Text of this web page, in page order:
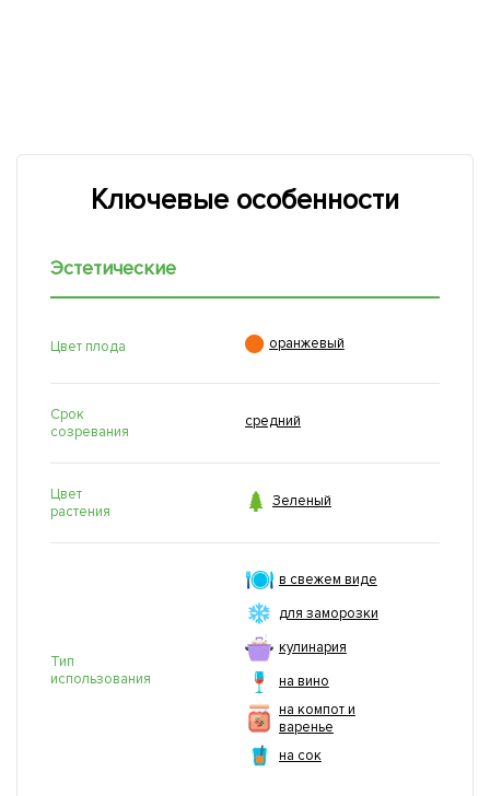
Ключевые особенности
Эстетические
Цвет плода  оранжевый
Срок
созревания
средний
Цвет
растения
 Зеленый
Тип
использования
в свежем виде
для заморозки
кулинария
на вино
на компот и
варенье
на сок